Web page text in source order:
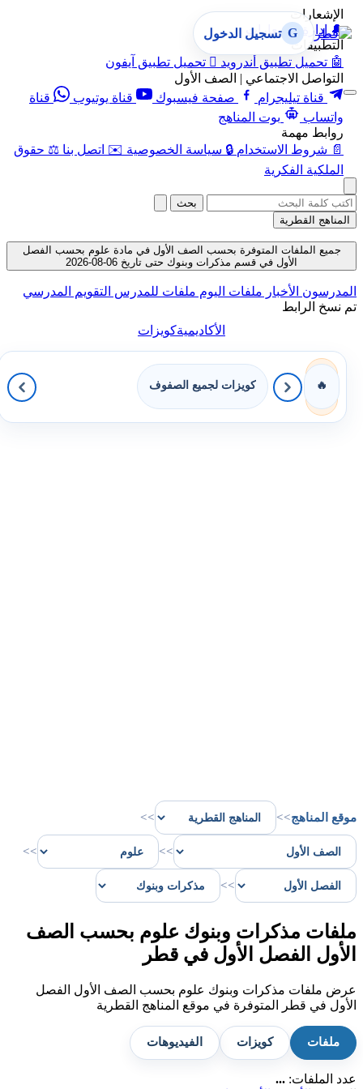
الإشعارات
🔔 إدارة الإشعارات
التطبيقات
🤖 تحميل تطبيق أندرويد  تحميل تطبيق آيفون
التواصل الاجتماعي | الصف الأول
قناة تيليجرام
صفحة فيسبوك قناة يوتيوب
قناة
واتساب
بوت المناهج
روابط مهمة
📄 شروط الاستخدام 🔒 سياسة الخصوصية ✉️ اتصل بنا ⚖️ حقوق
الملكية الفكرية
G تسجيل الدخول
بحث
المناهج القطرية
جميع الملفات المتوفرة بحسب الصف الأول في مادة علوم بحسب الفصل
الأول في قسم مذكرات وبنوك حتى تاريخ 06-08-2026
المدرسون الأخبار ملفات اليوم ملفات للمدرس التقويم المدرسي
تم نسخ الرابط
الأكاديميةكويزات
🔥 كويزات لجميع الصفوف
موقع المناهج>>
>>
>>
>>
>>
ملفات مذكرات وبنوك علوم بحسب الصف
الأول الفصل الأول في قطر
عرض ملفات مذكرات وبنوك علوم بحسب الصف الأول الفصل
الأول في قطر المتوفرة في موقع المناهج القطرية
ملفات كويزات الفيديوهات
عدد الملفات: ...